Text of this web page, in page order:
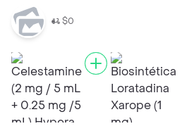
$0